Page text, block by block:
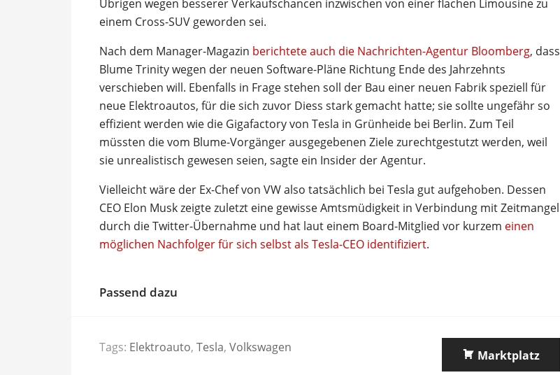
Übrigen wegen besserer Verkaufschancen inzwischen von einer flachen Limousine zu
einem Cross-SUV geworden sei.
Nach dem Manager-Magazin berichtete auch die Nachrichten-Agentur Bloomberg, dass
Blume Trinity wegen der neuen Software-Pläne Richtung Ende des Jahrzehnts
verschieben will. Ebenfalls in Frage stehen soll der Bau einer neuen Fabrik speziell für
neue Elektroautos, für die sich zuvor Diess stark gemacht hatte; sie sollte ungefähr so
effizient werden wie die Gigafactory von Tesla in Grünheide bei Berlin. Zum Teil
müssten die vom Blume-Vorgänger ausgegebenen Ziele zurechtgestutzt werden, weil
sie unrealistisch gewesen seien, sagte ein Insider der Agentur.
Vielleicht wäre der Ex-Chef von VW also tatsächlich bei Tesla gut aufgehoben. Dessen
CEO Elon Musk zeigte zuletzt eine gewisse Amtsmüdigkeit in Verbindung mit Zeitmangel
durch die Twitter-Übernahme und hat laut einem Board-Mitglied vor kurzem einen
möglichen Nachfolger für sich selbst als Tesla-CEO identifiziert.
Passend dazu
Tags: Elektroauto, Tesla, Volkswagen
Marktplatz